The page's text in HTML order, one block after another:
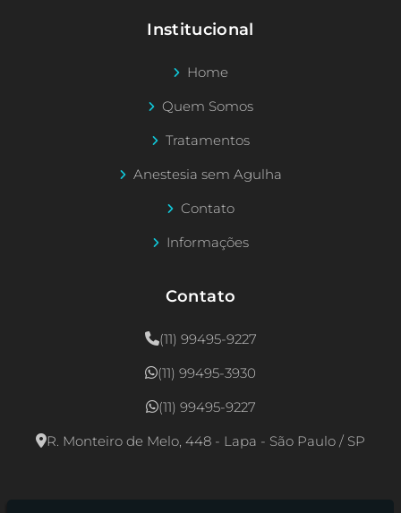
Institucional
Home
Quem Somos
Tratamentos
Anestesia sem Agulha
Contato
Informações
Contato
(11) 99495-9227
(11) 99495-3930
(11) 99495-9227
R. Monteiro de Melo, 448 - Lapa - São Paulo / SP